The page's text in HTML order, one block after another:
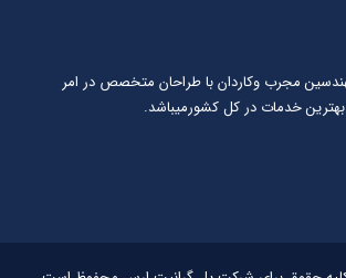
مجرب وكاردان با طراحان متخصص در امر
خدمات در كل كشورمیباشد.